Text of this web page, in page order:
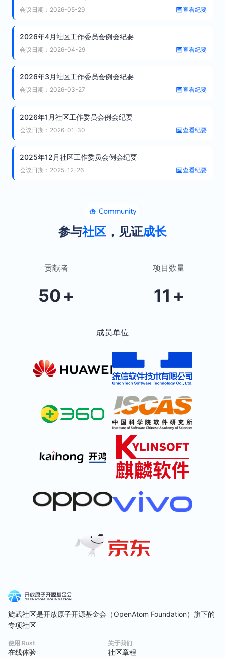
会议日期：2026-05-29 查看纪要
2026年4月社区工作委员会例会纪要
会议日期：2026-04-29 查看纪要
2026年3月社区工作委员会例会纪要
会议日期：2026-03-27 查看纪要
2026年1月社区工作委员会例会纪要
会议日期：2026-01-30 查看纪要
2025年12月社区工作委员会例会纪要
会议日期：2025-12-26 查看纪要
参与社区 ，见证成长
贡献者
50+
项目数量
11 +
成员单位
旋武社区是开放原子开源基金会（OpenAtom Foundation）旗下的
专项社区
使用 Rust
在线体验
关于我们
社区章程